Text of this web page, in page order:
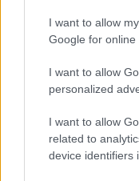
I want to allow
Google for online
I want to allow
personalized
I want to allow
related to
device identifiers
valami! :)